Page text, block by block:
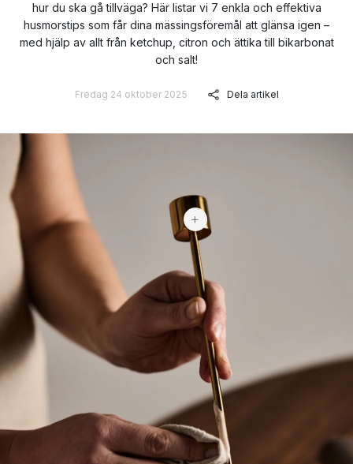
hur du ska gå tillväga? Här listar vi 7 enkla och effektiva
husmorstips som får dina mässingsföremål att glänsa igen –
med hjälp av allt från ketchup, citron och ättika till bikarbonat
och salt!
Fredag 24 oktober 2025 Dela artikel